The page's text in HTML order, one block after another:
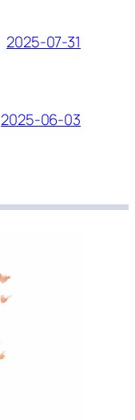
2025-07-31
2025-06-03